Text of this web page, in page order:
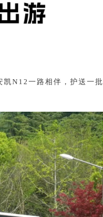
凯N12一路相伴，护送一批